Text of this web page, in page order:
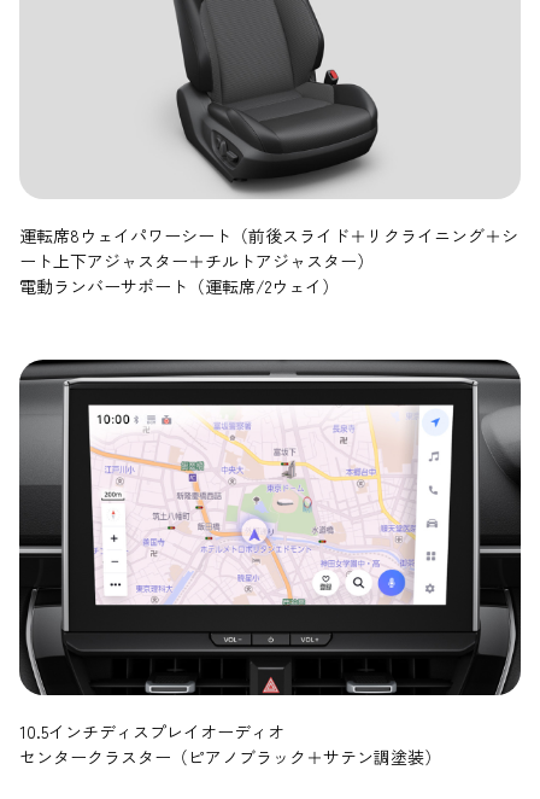
運転席8ウェイパワーシート（前後スライド＋リクライニング＋シ
ート上下アジャスター＋チルトアジャスター）
電動ランバーサポート（運転席/2ウェイ）
10.5インチディスプレイオーディオ
センタークラスター（ピアノブラック＋サテン調塗装）